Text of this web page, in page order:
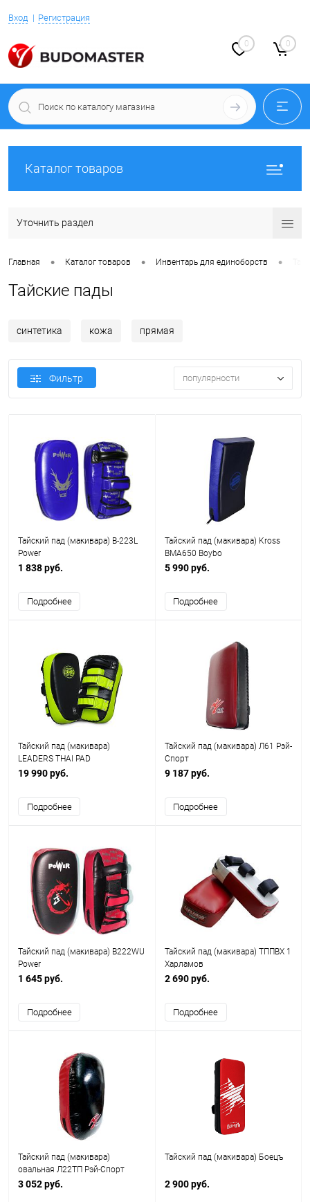
Вход Регистрация
0 0
Каталог товаров
Уточнить раздел
Главная • Каталог товаров • Инвентарь для единоборств •
Тайские пады
синтетика кожа прямая
Фильтр популярности
Тайский пад (макивара) B-223L
Power
1 838 руб.
Подробнее
Тайский пад (макивара) Kross
BMA650 Boybo
5 990 руб.
Подробнее
Тайский пад (макивара)
LEADERS THAI PAD
19 990 руб.
Подробнее
Тайский пад (макивара) Л61 Рэй-
Спорт
9 187 руб.
Подробнее
Тайский пад (макивара) B222WU
Power
1 645 руб.
Подробнее
Тайский пад (макивара) ТППВХ 1
Харламов
2 690 руб.
Подробнее
Тайский пад (макивара)
овальная Л22ТП Рэй-Спорт
3 052 руб.
Тайский пад (макивара) Боецъ
2 900 руб.